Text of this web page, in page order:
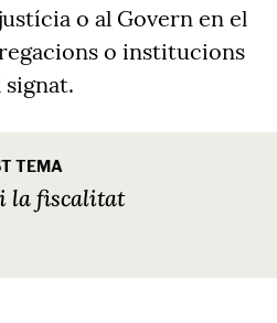
o al Govern en el
o institucions
TEMA
i la fiscalitat